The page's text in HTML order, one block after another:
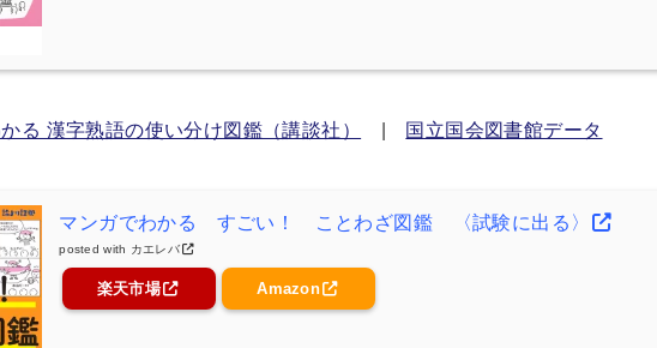
る 漢字熟語の使い分け図鑑（講談社） | 国立国会図書館データ
マンガでわかる すごい！ ことわざ図鑑 〈試験に出る〉
posted with カエレバ
楽天市場 Amazon